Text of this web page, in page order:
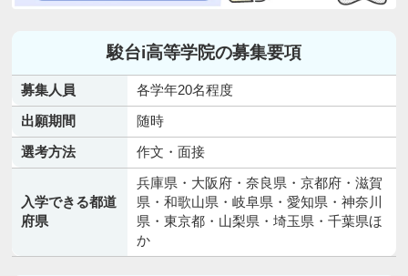
駿台i高等学院の募集要項
募集人員
各学年20名程度
出願期間
随時
選考方法
作文・面接
入学できる都道
府県
兵庫県・大阪府・奈良県・京都府・滋賀
県・和歌山県・岐阜県・愛知県・神奈川
県・東京都・山梨県・埼玉県・千葉県ほ
か